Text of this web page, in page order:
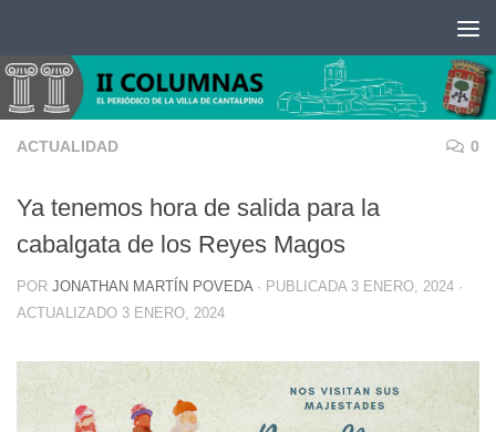
ACTUALIDAD 0
Ya tenemos hora de salida para la
cabalgata de los Reyes Magos
POR JONATHAN MARTÍN POVEDA · PUBLICADA 3 ENERO, 2024 ·
ACTUALIZADO 3 ENERO, 2024